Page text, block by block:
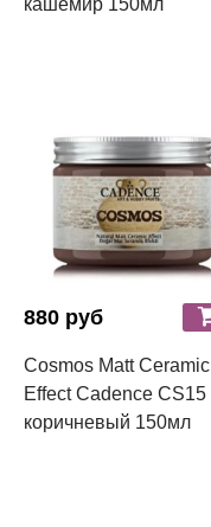
880 руб
Cosmos Matt Ceramic
Effect Cadence CS15
коричневый 150мл